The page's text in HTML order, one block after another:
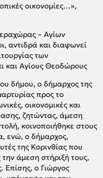
οικονομίες…»,
– Αγίων
αντιδρά και διαφωνεί
των
και Αγίους Θεοδώρους
δήμου, ο δήμαρχος της
προς το
οικονομικές και
ζητώντας, άμεση
κοινοποιήθηκε στους
ενώ, ο δήμαρχος,
της Κορινθίας που
άμεση στήριξή τους,
Επίσης, ο Γιώργος